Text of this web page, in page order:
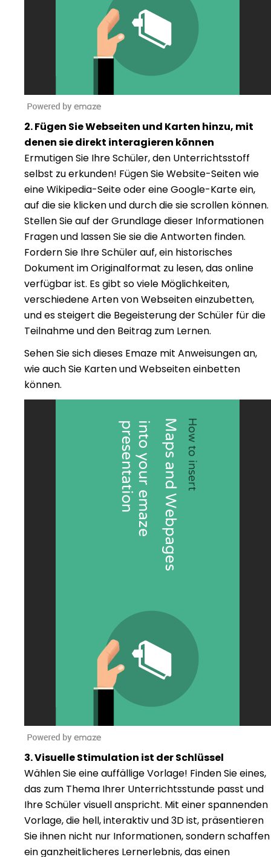
2. Fügen Sie Webseiten und Karten hinzu, mit
denen sie direkt interagieren können
Ermutigen Sie Ihre Schüler, den Unterrichtsstoff
selbst zu erkunden! Fügen Sie Website-Seiten wie
eine Wikipedia-Seite oder eine Google-Karte ein,
auf die sie klicken und durch die sie scrollen können.
Stellen Sie auf der Grundlage dieser Informationen
Fragen und lassen Sie sie die Antworten finden.
Fordern Sie Ihre Schüler auf, ein historisches
Dokument im Originalformat zu lesen, das online
verfügbar ist. Es gibt so viele Möglichkeiten,
verschiedene Arten von Webseiten einzubetten,
und es steigert die Begeisterung der Schüler für die
Teilnahme und den Beitrag zum Lernen.
Sehen Sie sich dieses Emaze mit Anweisungen an,
wie auch Sie Karten und Webseiten einbetten
können.
3. Visuelle Stimulation ist der Schlüssel
Wählen Sie eine auffällige Vorlage! Finden Sie eines,
das zum Thema Ihrer Unterrichtsstunde passt und
Ihre Schüler visuell anspricht. Mit einer spannenden
Vorlage, die hell, interaktiv und 3D ist, präsentieren
Sie ihnen nicht nur Informationen, sondern schaffen
ein ganzheitlicheres Lernerlebnis, das einen